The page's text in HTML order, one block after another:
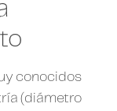
conocidos
(diámetro